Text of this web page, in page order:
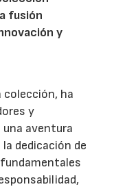
fusión
y
colección, ha
y
aventura
dedicación de